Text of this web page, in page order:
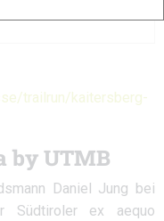
trailrun/kaitersberg-
by UTMB
Daniel Jung bei
Südtiroler ex aequo